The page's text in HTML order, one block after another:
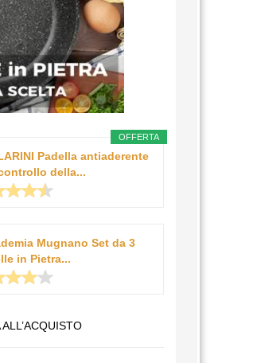
OFFERTA
Padella antiaderente
della...
Mugnano Set da 3
in Pietra...